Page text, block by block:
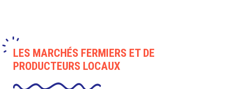
LES MARCHÉS FERMIERS ET DE
PRODUCTEURS LOCAUX